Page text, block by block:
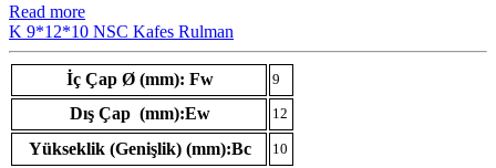
Read more
K 9*12*10 NSC Kafes Rulman
İç Çap Ø (mm): Fw 9
Dış Çap (mm):Ew 12
Yükseklik (Genişlik) (mm):Bc 10